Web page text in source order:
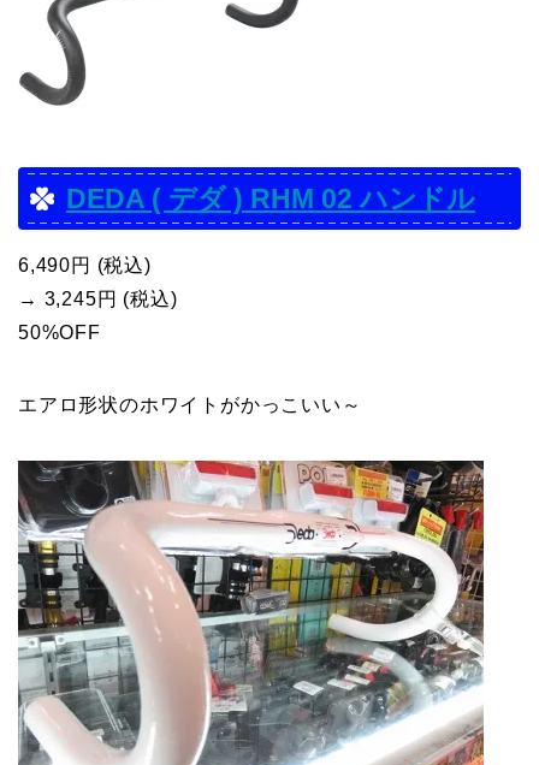
DEDA ( デダ ) RHM 02 ハンドル
6,490円 (税込)
→ 3,245円 (税込)
50%OFF
エアロ形状のホワイトがかっこいい～